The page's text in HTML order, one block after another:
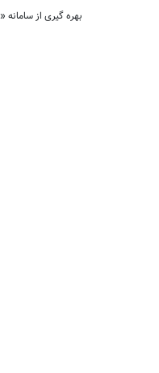
بهره گیری از سامانه «